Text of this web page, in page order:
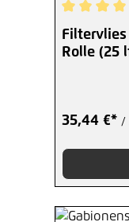
Filtervlies
Rolle (25
35,44 €* /